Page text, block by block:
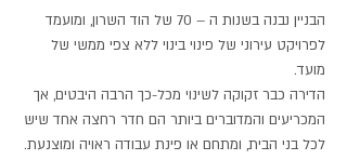
הבניין נבנה בשנות ה – 70 של הוד השרון, ומועמד
לפרויקט עירוני של פינוי בינוי ללא צפי ממשי של
מועד.
הדירה כבר זקוקה לשינוי מכל-כך הרבה היבטים, אך
המכריעים והמדוברים ביותר הם חדר רחצה אחד שיש
לכל בני הבית, ומתחם או פינת עבודה ראויה ומוצנעת.